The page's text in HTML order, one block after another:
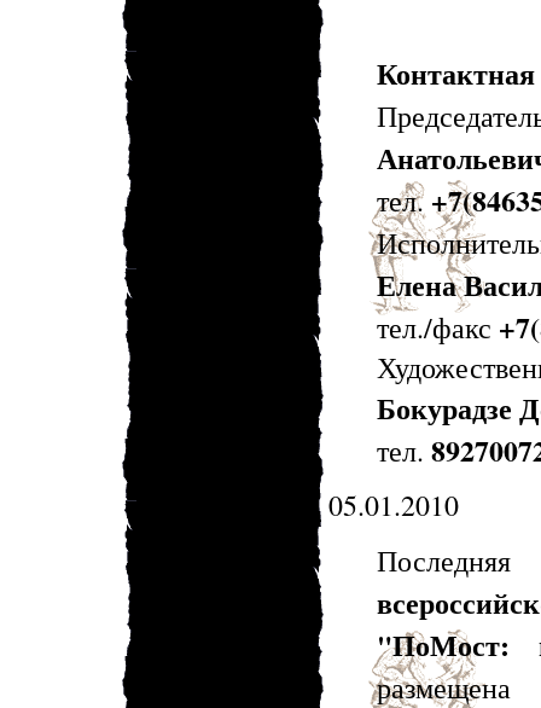
тел.
Елена
тел./факс
Бокурадзе
тел.
05.01.2010
"ПоМост: